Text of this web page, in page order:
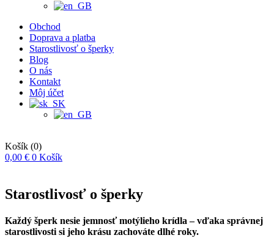
Obchod
Doprava a platba
Starostlivosť o šperky
Blog
O nás
Kontakt
Môj účet
Košík (0)
0,00 € 0 Košík
Starostlivosť o šperky
Každý šperk nesie jemnosť motýlieho krídla – vďaka správnej
starostlivosti si jeho krásu zachováte dlhé roky.